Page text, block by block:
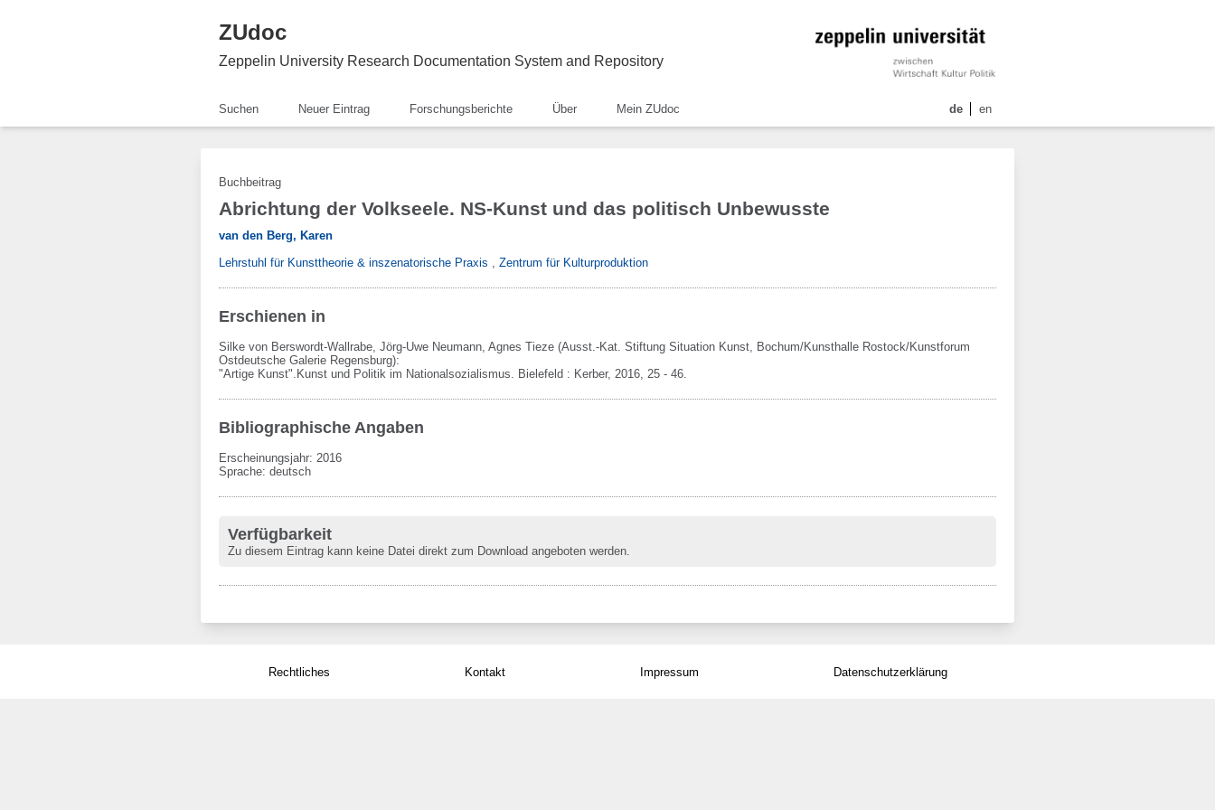
ZUdoc
Zeppelin University Research Documentation System and Repository
Suchen Neuer Eintrag Forschungsberichte Über Mein ZUdoc de en
Buchbeitrag
Abrichtung der Volkseele. NS-Kunst und das politisch Unbewusste
van den Berg, Karen
Lehrstuhl für Kunsttheorie & inszenatorische Praxis , Zentrum für Kulturproduktion
Erschienen in
Silke von Berswordt-Wallrabe, Jörg-Uwe Neumann, Agnes Tieze (Ausst.-Kat. Stiftung Situation Kunst, Bochum/Kunsthalle Rostock/Kunstforum
Ostdeutsche Galerie Regensburg):
"Artige Kunst".Kunst und Politik im Nationalsozialismus. Bielefeld : Kerber, 2016, 25 - 46.
Bibliographische Angaben
Erscheinungsjahr: 2016
Sprache: deutsch
Verfügbarkeit
Zu diesem Eintrag kann keine Datei direkt zum Download angeboten werden.
Rechtliches Kontakt Impressum Datenschutzerklärung